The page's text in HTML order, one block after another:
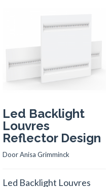
Led Backlight
Louvres
Reflector Design
Door Anisa Grimminck
Led Backlight Louvres